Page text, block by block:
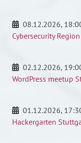
08.12.2026,
Cybersecurity
02.12.2026,
WordPress meetup
01.12.2026,
Hackergarten